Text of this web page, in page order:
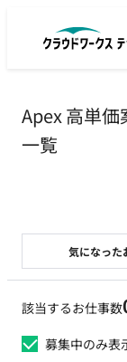
Apex 高単
一覧
該当するお仕事数
募集中のみ表
気になった